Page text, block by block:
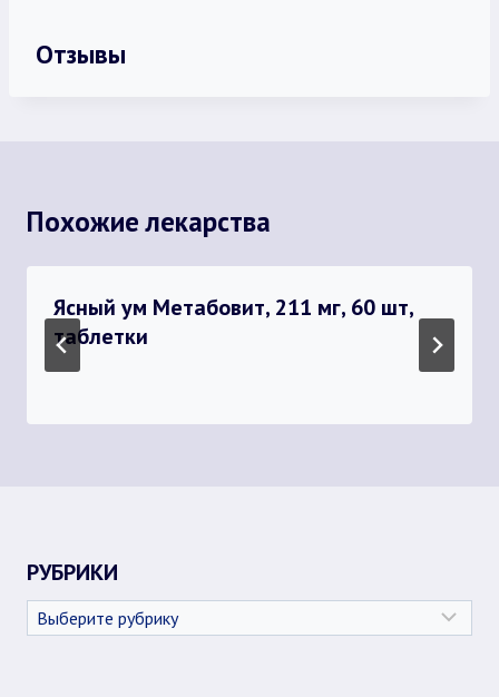
Отзывы
Похожие лекарства
Ясный ум Метабовит, 211 мг, 60 шт,
таблетки
РУБРИКИ
Рубрики